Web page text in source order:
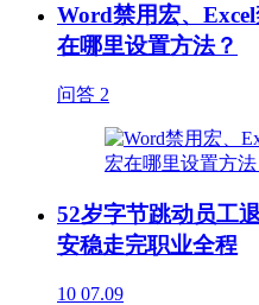
Word禁用宏、
在哪里设置方法？
问答 2
52岁字节跳动员工
安稳走完职业全程
10 07.09